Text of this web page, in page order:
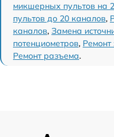
микшерных пультов на
пультов до 20 каналов,
каналов, Замена
потенциометров, Ремонт
Ремонт разъема.